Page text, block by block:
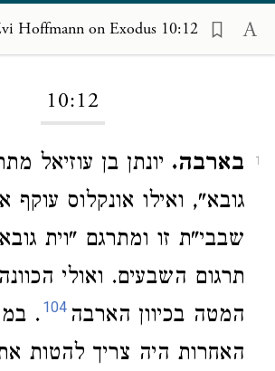
Hoffmann on Exodus 10:12
10:12
1 בארבה. יונתן בן עוזיאל
גובא", ואילו אונקלוס עוקף
שבבי"ת זו ומתרגם "וית
תרגום השבעים. ואולי
המטה בכיוון הארבה 104
.
האחרות היה צריך להטות